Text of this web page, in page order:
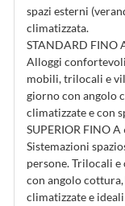
spazi esterni
climatizzata.
STANDARD FINO
Alloggi
mobili, trilocali e
giorno con angolo
climatizzate e con
SUPERIOR FINO A
Sistemazioni
persone. Trilocali
con angolo
climatizzate e